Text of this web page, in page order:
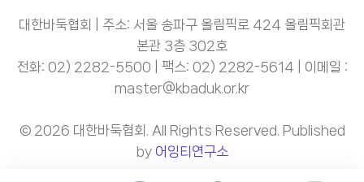
대한바둑협회 | 주소: 서울 송파구 올림픽로 424 올림픽회관
본관 3층 302호
전화: 02) 2282-5500 | 팩스: 02) 2282-5614 | 이메일 :
master@kbaduk.or.kr
© 2026 대한바둑협회. All Rights Reserved. Published
by 어잉티연구소